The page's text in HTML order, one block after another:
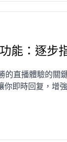
能：逐步
直播體驗的關
即時回复，增